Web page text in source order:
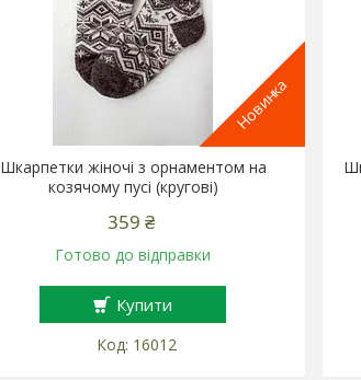
Новинка
Шкарпетки жіночі з орнаментом на
козячому пусі (кругові)
359 ₴
Готово до відправки
Купити
16012